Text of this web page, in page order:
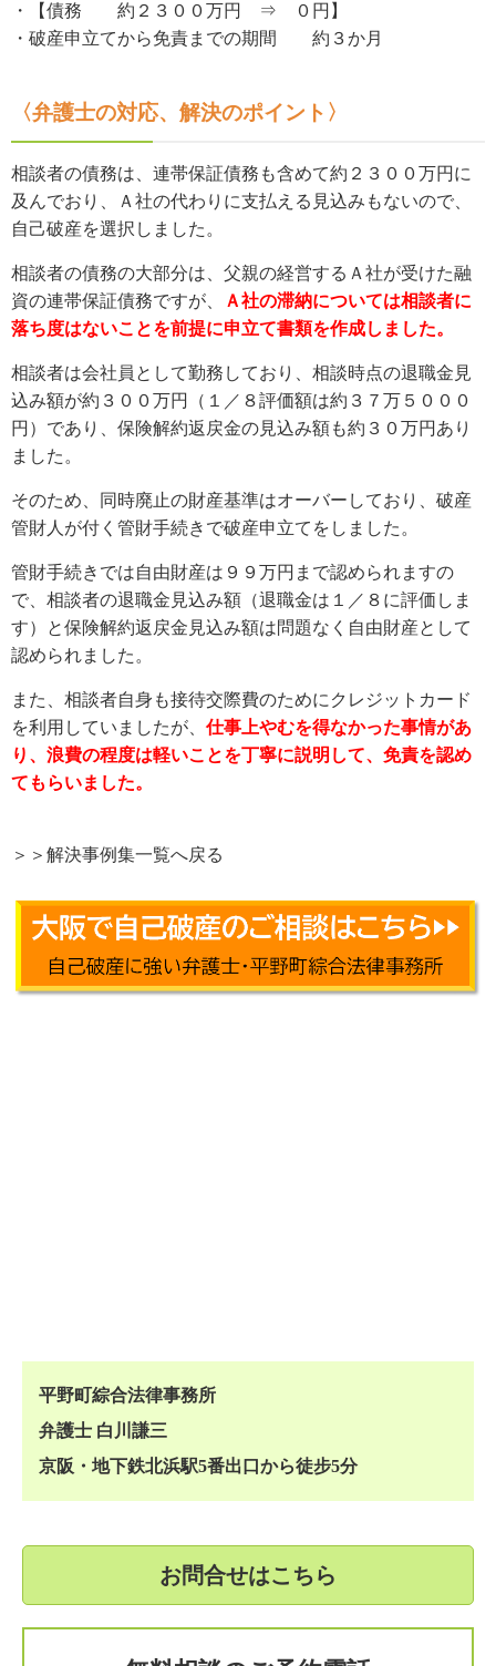
・【債務 約２３００万円 ⇒ ０円】
・破産申立てから免責までの期間 約３か月
〈弁護士の対応、解決のポイント〉
相談者の債務は、連帯保証債務も含めて約２３００万円に
及んでおり、Ａ社の代わりに支払える見込みもないので、
自己破産を選択しました。
相談者の債務の大部分は、父親の経営するＡ社が受けた融
資の連帯保証債務ですが、
Ａ社の滞納については相談者に
落ち度はないことを前提に申立て書類を作成しました。
相談者は会社員として勤務しており、相談時点の退職金見
込み額が約３００万円（１／８評価額は約３７万５０００
円）であり、保険解約返戻金の見込み額も約３０万円あり
ました。
そのため、同時廃止の財産基準はオーバーしており、破産
管財人が付く管財手続きで破産申立てをしました。
管財手続きでは自由財産は９９万円まで認められますの
で、相談者の退職金見込み額（退職金は１／８に評価しま
す）と保険解約返戻金見込み額は問題なく自由財産として
認められました。
また、相談者自身も接待交際費のためにクレジットカード
を利用していましたが、 仕事上やむを得なかった事情があ
り、浪費の程度は軽いことを丁寧に説明して、免責を認め
てもらいました。
＞＞解決事例集一覧へ戻る
平野町綜合法律事務所
弁護士 白川謙三
京阪・地下鉄北浜駅5番出口から徒步5分
お問合せはこちら